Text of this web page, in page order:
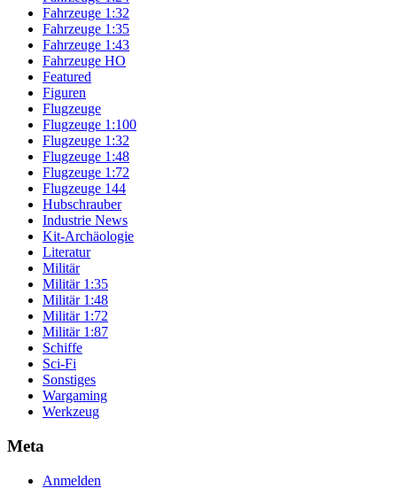
Fahrzeuge 1:32
Fahrzeuge 1:35
Fahrzeuge 1:43
Fahrzeuge HO
Featured
Figuren
Flugzeuge
Flugzeuge 1:100
Flugzeuge 1:32
Flugzeuge 1:48
Flugzeuge 1:72
Flugzeuge 144
Hubschrauber
Industrie News
Kit-Archäologie
Literatur
Militär
Militär 1:35
Militär 1:48
Militär 1:72
Militär 1:87
Schiffe
Sci-Fi
Sonstiges
Wargaming
Werkzeug
Meta
Anmelden